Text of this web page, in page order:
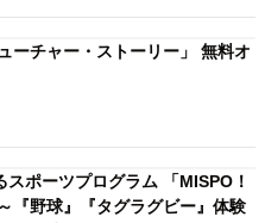
ーチャー・ストーリー」 無料オ
ポーツプログラム 「MISPO！
『野球』『タグラグビー』体験